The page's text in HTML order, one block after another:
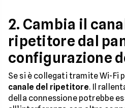
2. Cambia il
ripetitore dal
configurazione
Se si è collegati tramite Wi-Fi
canale del ripetitore. Il
della connessione potrebbe